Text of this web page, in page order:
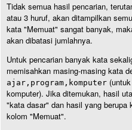
Tidak semua hasil pencarian,
atau 3 huruf, akan ditampilkan
kata "Memuat" sangat banyak,
akan dibatasi jumlahnya.
Untuk pencarian banyak kata
memisahkan masing-masing kata
ajar,program,komputer
komputer). Jika ditemukan, hasil
"kata dasar" dan hasil yang berupa
kolom "Memuat".